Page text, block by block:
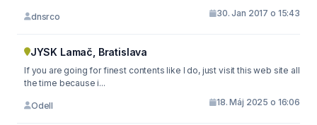
dnsrco 30. Jan 2017 o 15:43
JYSK Lamač, Bratislava
If you are going for finest contents like I do, just visit this web site all
the time because i...
Odell 18. Máj 2025 o 16:06